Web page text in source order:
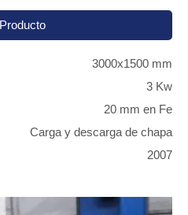
3000x1500 mm
3 Kw
20 mm en Fe
Carga y descarga de chapa
2007